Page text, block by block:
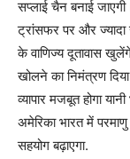
सप्लाई चैन बनाई
ट्रांसफर पर और ज्यादा
के वाणिज्य दूतावास
खोलने का निमंत्रण
व्यापार मजबूत होगा
अमेरिका भारत में
सहयोग बढ़ाएगा.